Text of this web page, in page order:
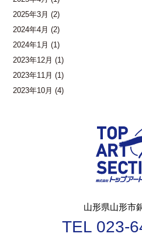
2025年3月 (2)
2024年4月 (2)
2024年1月 (1)
2023年12月 (1)
2023年11月 (1)
2023年10月 (4)
山形県山形市
TEL 023-